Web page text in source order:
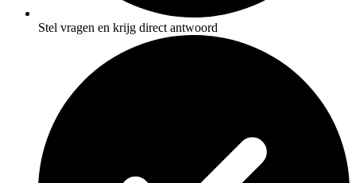
Stel vragen en krijg direct antwoord